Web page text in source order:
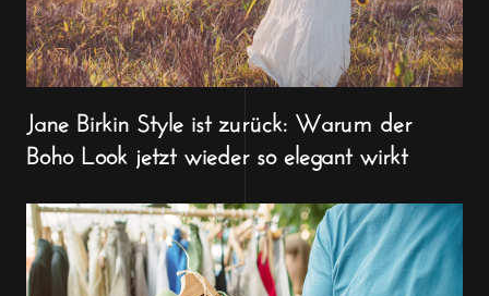
Jane Birkin Style ist zurück: Warum der
Boho Look jetzt wieder so elegant wirkt